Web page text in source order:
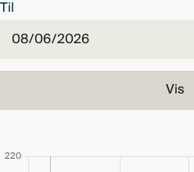
Til
Vis